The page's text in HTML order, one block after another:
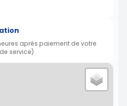
après paiement de votre
service)